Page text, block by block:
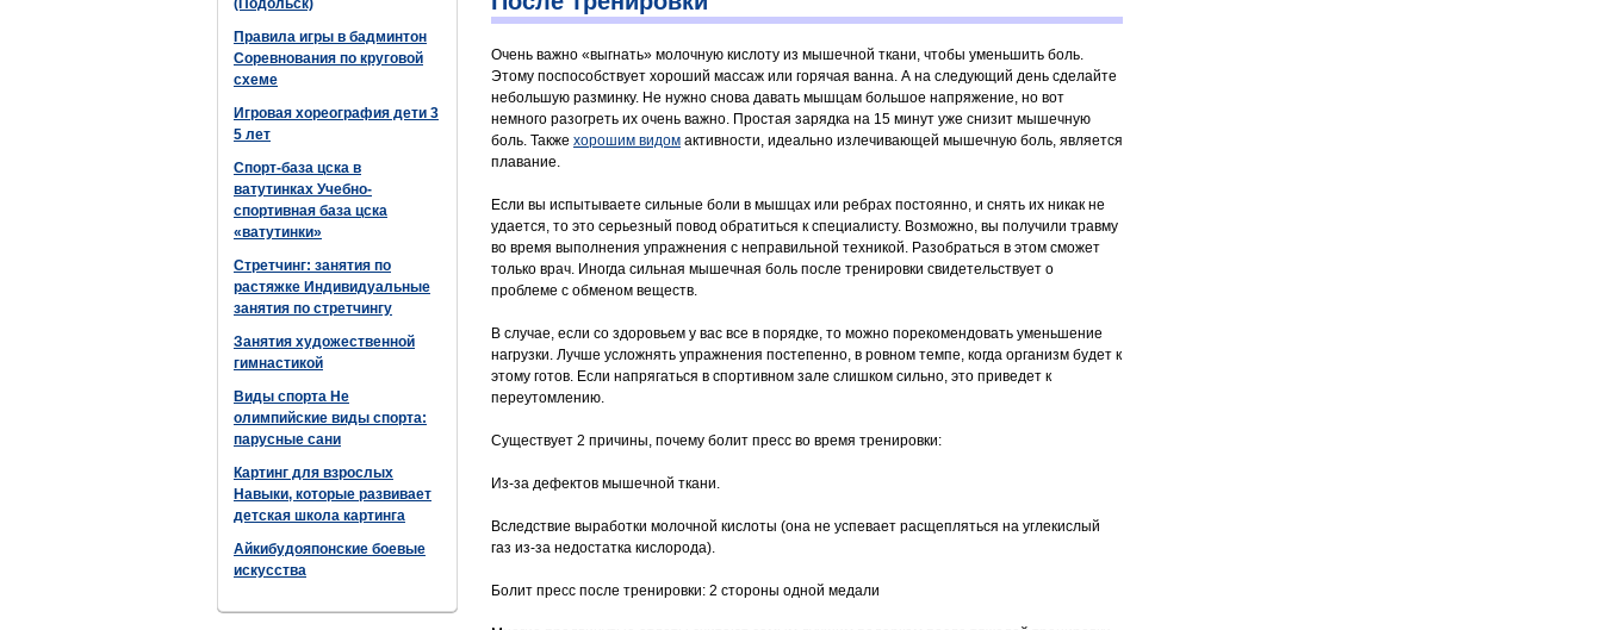
(Подольск)
Правила игры в бадминтон
Соревнования по круговой
схеме
Игровая хореография дети 3
5 лет
Спорт-база цска в
ватутинках Учебно-
спортивная база цска
«ватутинки»
Стретчинг: занятия по
растяжке Индивидуальные
занятия по стретчингу
Занятия художественной
гимнастикой
Виды спорта Не
олимпийские виды спорта:
парусные сани
Картинг для взрослых
Навыки, которые развивает
детская школа картинга
Айкибудояпонские боевые
искусства
Очень важно «выгнать» молочную кислоту из мышечной ткани, чтобы уменьшить боль.
Этому поспособствует хороший массаж или горячая ванна. А на следующий день сделайте
небольшую разминку. Не нужно снова давать мышцам большое напряжение, но вот
немного разогреть их очень важно. Простая зарядка на 15 минут уже снизит мышечную
боль. Также хорошим видом активности, идеально излечивающей мышечную боль, является
плавание.
Если вы испытываете сильные боли в мышцах или ребрах постоянно, и снять их никак не
удается, то это серьезный повод обратиться к специалисту. Возможно, вы получили травму
во время выполнения упражнения с неправильной техникой. Разобраться в этом сможет
только врач. Иногда сильная мышечная боль после тренировки свидетельствует о
проблеме с обменом веществ.
В случае, если со здоровьем у вас все в порядке, то можно порекомендовать уменьшение
нагрузки. Лучше усложнять упражнения постепенно, в ровном темпе, когда организм будет к
этому готов. Если напрягаться в спортивном зале слишком сильно, это приведет к
переутомлению.
Существует 2 причины, почему болит пресс во время тренировки:
Из-за дефектов мышечной ткани.
Вследствие выработки молочной кислоты (она не успевает расщепляться на углекислый
газ из-за недостатка кислорода).
Болит пресс после тренировки: 2 стороны одной медали